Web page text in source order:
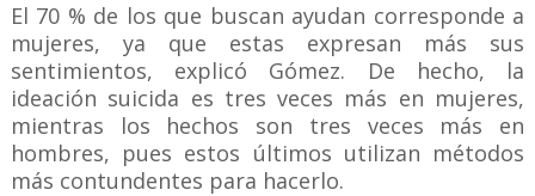
El 70 % de los que buscan ayudan corresponde a
mujeres, ya que estas expresan más sus
sentimientos, explicó Gómez. De hecho, la
ideación suicida es tres veces más en mujeres,
mientras los hechos son tres veces más en
hombres, pues estos últimos utilizan métodos
más contundentes para hacerlo.